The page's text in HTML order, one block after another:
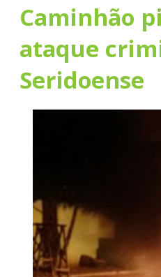
Caminhão
ataque
Seridoense